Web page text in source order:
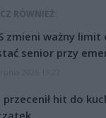
RÓWNIEŻ:
zmieni ważny
senior przy
przecenił hit do